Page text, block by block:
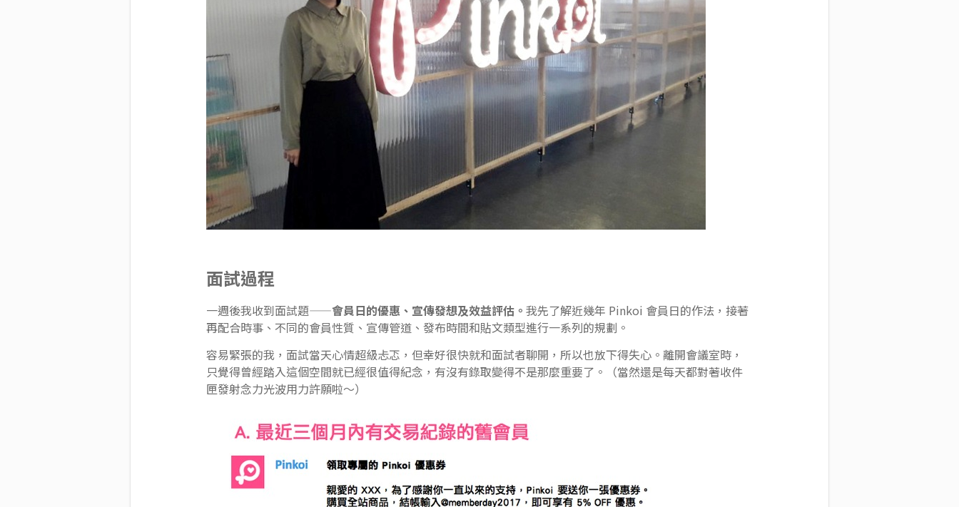
面試過程
一週後我收到面試題——會員日的優惠、宣傳發想及效益評估。 我先了解近幾年 Pinkoi 會員日的作法，接著
再配合時事、不同的會員性質、宣傳管道、發布時間和貼文類型進行一系列的規劃。
容易緊張的我，面試當天心情超級忐忑，但幸好很快就和面試者聊開，所以也放下得失心。離開會議室時，
只覺得曾經踏入這個空間就已經很值得紀念，有沒有錄取變得不是那麼重要了。（當然還是每天都對著收件
匣發射念力光波用力許願啦～）